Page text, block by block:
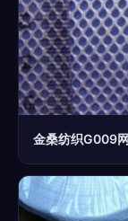
金桑纺织G009